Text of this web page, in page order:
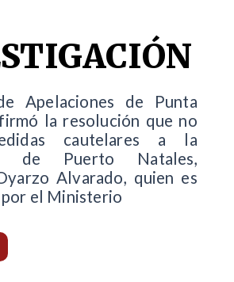
Apelaciones de Punta
la resolución que no
cautelares a la
de Puerto Natales,
Alvarado, quien es
el Ministerio